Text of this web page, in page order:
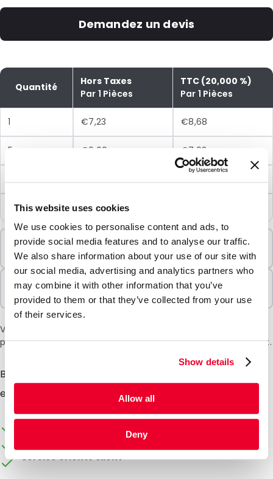
This website uses cookies
We use cookies to personalise content and ads, to
provide social media features and to analyse our traffic.
We also share information about your use of our site with
our social media, advertising and analytics partners who
may combine it with other information that you’ve
provided to them or that they’ve collected from your use
of their services.
Show details
Allow all
Deny
Demandez un devis
Quantité
Hors Taxes
Par 1 Pièces
TTC (20,000 %)
Par 1 Pièces
1 €7,23 €8,68
5 €6,60 €7,92
10 €6,02 €7,22
25 €5,41
Commande minimale
1 Unités
Vendu par lots
1 Unités
Veuillez noter: une surtaxe de 6 % sera appliquée lors du
paiement en raison de la situation actuelle au Moyen-Orient.
Basefoam recouvre le bas de la version Systainer3 M
et offre une protection souple.
Emballage personnalisable
Service orienté client